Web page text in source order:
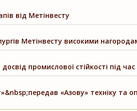
від Метінвесту
Метінвесту високими
промислової стійкості під час
«Азову» техніку та